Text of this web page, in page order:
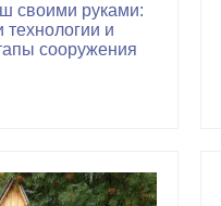
своими руками:
технологии и
сооружения